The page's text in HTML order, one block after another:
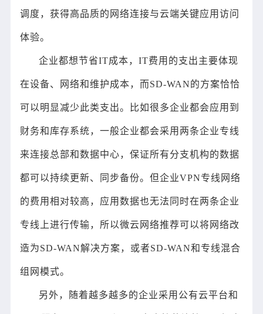
调度，获得高品质的网络连接与云端关键应用访问
体验。
企业都想节省IT成本，IT费用的支出主要体现
在设备、网络和维护成本，而SD-WAN的方案恰恰
可以明显减少此类支出。比如很多企业都会应用到
财务和库存系统，一般企业都会采用两条企业专线
来连接总部和数据中心，保证所有分支机构的数据
都可以持续更新、同步备份。但企业VPN专线网络
的费用相对较高，应用数据也无法同时在两条企业
专线上进行传输，所以微云网络推荐可以将网络改
造为SD-WAN解决方案，或者SD-WAN和专线混合
组网模式。
另外，随着越多越多的企业采用公有云平台和